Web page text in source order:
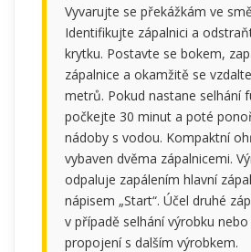
Vyvarujte se překážkám ve
Identifikujte zápalnici a
krytku. Postavte se bokem,
zápalnice a okamžitě se
metrů. Pokud nastane selhání
počkejte 30 minut a poté
nádoby s vodou. Kompaktní
vybaven dvěma zápalnicemi.
odpaluje zapálením hlavní
nápisem „Start“. Účel druhé
v případě selhání výrobku
propojení s dalším výrobkem.